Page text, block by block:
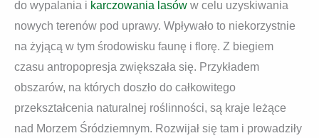
do wypalania i karczowania lasów w celu uzyskiwania
nowych terenów pod uprawy. Wpływało to niekorzystnie
na żyjącą w tym środowisku faunę i florę. Z biegiem
czasu antropopresja zwiększała się. Przykładem
obszarów, na których doszło do całkowitego
przekształcenia naturalnej roślinności, są kraje leżące
nad Morzem Śródziemnym. Rozwijał się tam i prowadziły